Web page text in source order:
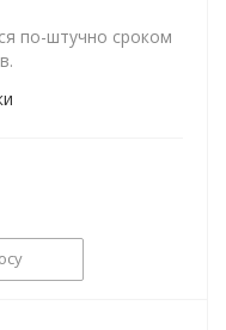
по-штучно сроком